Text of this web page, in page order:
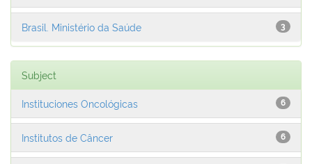
3
Brasil. Ministério da Saúde
Subject
6
Instituciones Oncológicas
6
Institutos de Câncer